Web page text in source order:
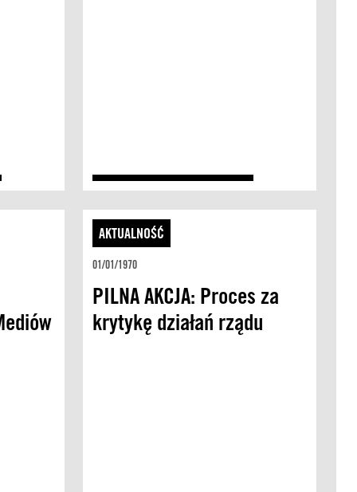
AKTUALNOŚĆ
01/01/1970
PILNA AKCJA: Proces za
krytykę działań rządu